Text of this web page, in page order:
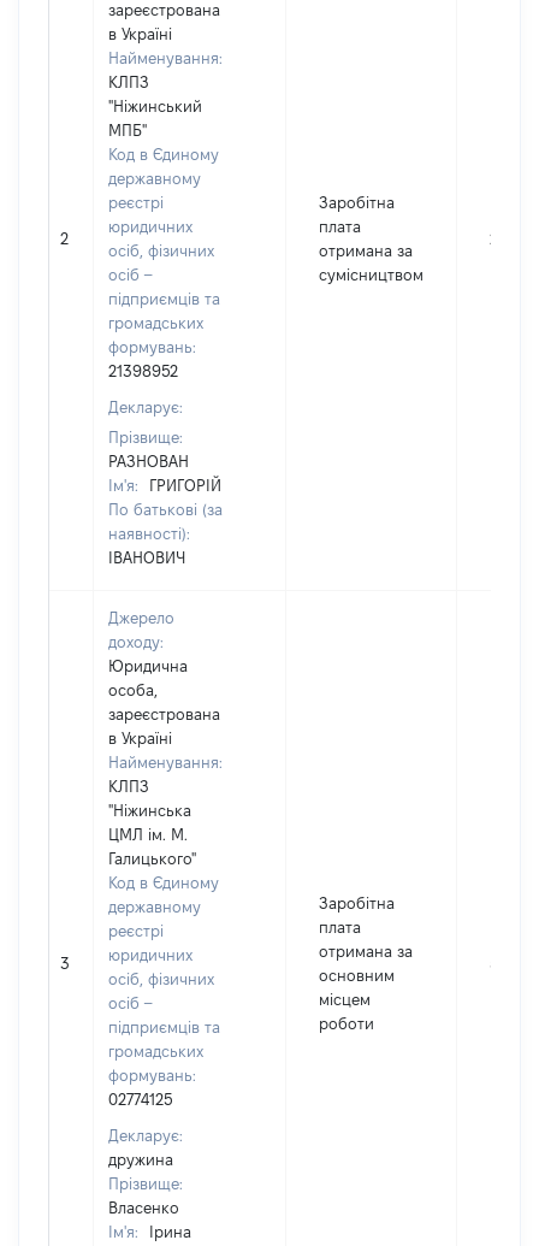
2
зареєстрована
в Україні
Найменування:
КЛПЗ
"Ніжинський
МПБ"
Код в Єдиному
державному
реєстрі
юридичних
осіб, фізичних
осіб –
підприємців та
громадських
формувань:
21398952
Декларує:
Прізвище:
РАЗНОВАН
Ім'я:
ГРИГОРІЙ
По батькові (за
наявності):
ІВАНОВИЧ
Заробітна
плата
отримана за
сумісництвом
27185
3
Джерело
доходу:
Юридична
особа,
зареєстрована
в Україні
Найменування:
КЛПЗ
"Ніжинська
ЦМЛ ім. М.
Галицького"
Код в Єдиному
державному
реєстрі
юридичних
осіб, фізичних
осіб –
підприємців та
громадських
формувань:
02774125
Декларує:
дружина
Прізвище:
Власенко
Ім'я:
Ірина
Заробітна
плата
отримана за
основним
місцем
роботи
58199